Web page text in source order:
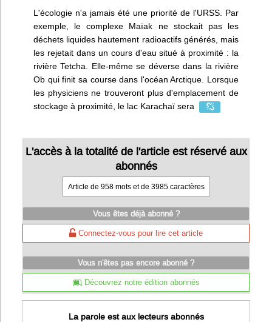
L'écologie n'a jamais été une priorité de l'URSS. Par
exemple, le complexe Maïak ne stockait pas les
déchets liquides hautement radioactifs générés, mais
les rejetait dans un cours d'eau situé à proximité : la
rivière Tetcha. Elle-même se déverse dans la rivière
Ob qui finit sa course dans l'océan Arctique. Lorsque
les physiciens ne trouveront plus d'emplacement de
stockage à proximité, le lac Karachaï sera
L'accès à la totalité de l'article est réservé aux
abonnés
Article de 958 mots et de 3985 caractères
Vous êtes déjà abonné ?
Connectez-vous pour lire cet article
Vous n'êtes pas encore abonné ?
Découvrez notre édition abonnés
La parole est aux lecteurs abonnés